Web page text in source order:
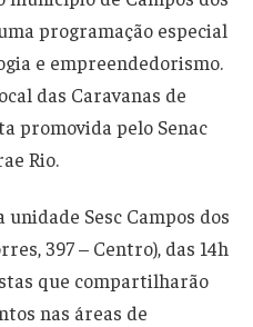
programação especial
e empreendedorismo.
das Caravanas de
promovida pelo Senac
Rio.
Sesc Campos dos
397 – Centro), das 14h
que compartilharão
nas áreas de